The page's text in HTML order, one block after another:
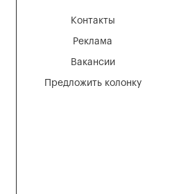
Вакансии
Реклама
Контакты
Предложить колонку